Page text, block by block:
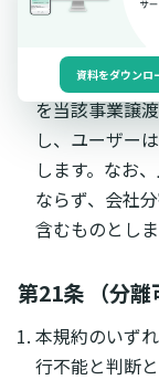
当社が本サー
は、当該事業
権利及び義務
を当該事業譲
し、ユーザー
します。なお
ならず、会社
含むものとしま
第21条 （分離
本規約のいず
行不能と判断
資料をダウンロ